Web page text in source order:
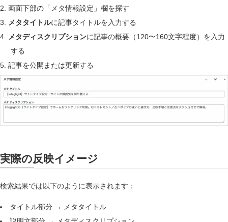
画面下部の「メタ情報設定」欄を探す
メタタイトルに記事タイトルを入力する
メタディスクリプションに記事の概要（120〜160文字程度）を入力
する
記事を公開または更新する
実際の反映イメージ
検索結果では以下のように表示されます：
タイトル部分 → メタタイトル